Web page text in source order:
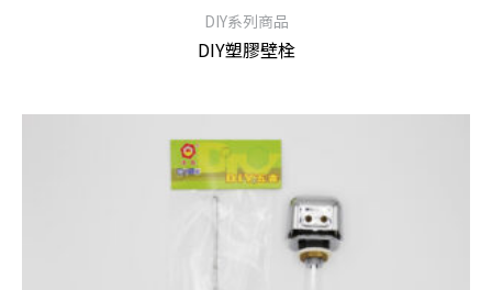
DIY系列商品
DIY塑膠壁栓